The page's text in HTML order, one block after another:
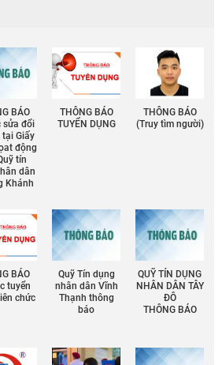
BÁO
sửa đổi
Giấy
động
tín
dân
Khánh
THÔNG BÁO
TUYỂN DỤNG
THÔNG BÁO
(Truy tìm người)
BÁO
tuyển
chức
Quỹ Tín dụng
nhân dân Vĩnh
Thạnh thông
báo
QUỸ TÍN DỤNG
NHÂN DÂN TÂY
ĐÔ
THÔNG BÁO